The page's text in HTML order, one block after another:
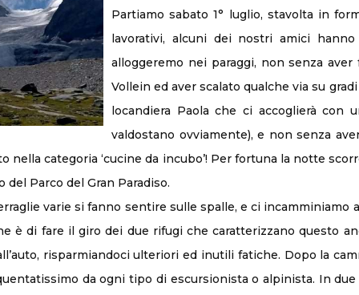
Partiamo sabato 1° luglio, stavolta in
lavorativi, alcuni dei nostri amici
alloggeremo nei paraggi, non senza
Vollein ed aver scalato qualche via su
locandiera Paola che ci accoglierà con
valdostano ovviamente), e non senza
categoria ‘cucine da incubo’! Per fortuna la notte
del Parco del Gran Paradiso.
varie si fanno sentire sulle spalle, e ci incamminiamo
è di fare il giro dei due rifugi che caratterizzano questo
risparmiandoci ulteriori ed inutili fatiche. Dopo la
da ogni tipo di escursionista o alpinista. In